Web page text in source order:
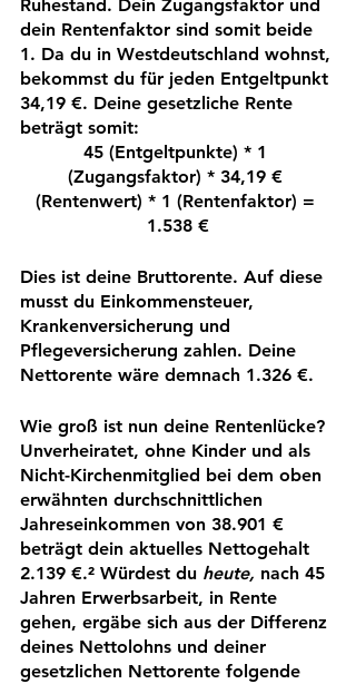
Ruhestand. Dein Zugangsfaktor und
dein Rentenfaktor sind somit beide
1. Da du in Westdeutschland wohnst,
bekommst du für jeden Entgeltpunkt
34,19 €. Deine gesetzliche Rente
beträgt somit:
45 (Entgeltpunkte) * 1
(Zugangsfaktor) * 34,19 €
(Rentenwert) * 1 (Rentenfaktor) =
1.538 €
Dies ist deine Bruttorente. Auf diese
musst du Einkommensteuer,
Krankenversicherung und
Pflegeversicherung zahlen. Deine
Nettorente wäre demnach 1.326 €.
Wie groß ist nun deine Rentenlücke?
Unverheiratet, ohne Kinder und als
Nicht-Kirchenmitglied bei dem oben
erwähnten durchschnittlichen
Jahreseinkommen von 38.901 €
beträgt dein aktuelles Nettogehalt
2.139 €.² Würdest du heute, nach 45
Jahren Erwerbsarbeit, in Rente
gehen, ergäbe sich aus der Differenz
deines Nettolohns und deiner
gesetzlichen Nettorente folgende